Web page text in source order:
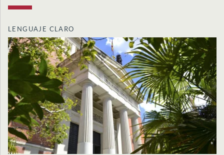
LENGUAJE CLARO